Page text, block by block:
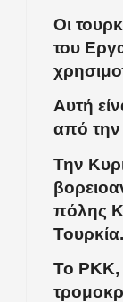
Οι
του
Αυτή
από την
Την
πόλης
Τουρκία.
Το PKK,